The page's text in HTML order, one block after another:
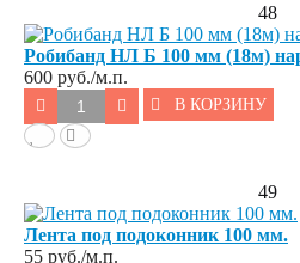
48
Робибанд НЛ Б 100 мм (18м)
600 руб./м.п.
В КОРЗИНУ
49
Лента под подоконник 100 мм.
55 руб./м.п.